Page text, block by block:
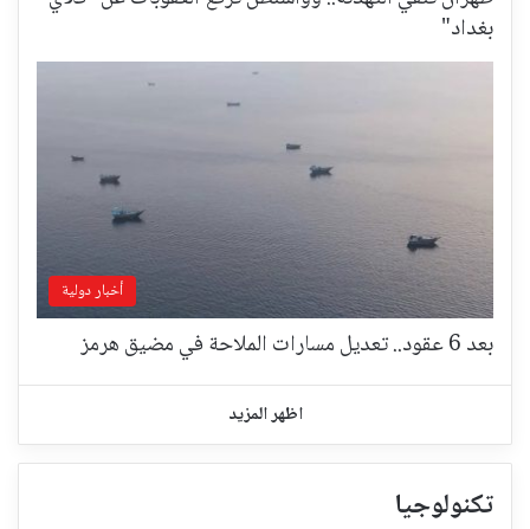
بغداد"
أخبار دولية
بعد 6 عقود.. تعديل مسارات الملاحة في مضيق هرمز
اظهر المزيد
تكنولوجيا